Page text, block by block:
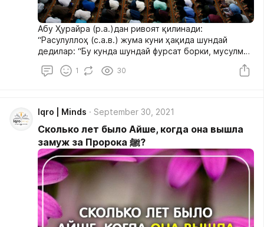
Абу Ҳурайра (р.а.)дан ривоят қилинади:
“Расулуллоҳ (с.а.в.) жума куни ҳақида шундай
дедилар: “Бу кунда шундай фурсат борки, мусулмон
банда намоз ўқиш учун шу вақтга дуч келади ва
Аллоҳдан нимани сўраса, истаганини шубҳасиз
1 30
Iqro | Minds September 30, 2021
Сколько лет было Айше, когда она вышла
замуж за Пророка ﷺ?